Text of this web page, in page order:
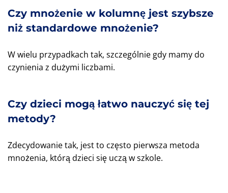
Czy mnożenie w kolumnę jest szybsze
niż standardowe mnożenie?
W wielu przypadkach tak, szczególnie gdy mamy do
czynienia z dużymi liczbami.
Czy dzieci mogą łatwo nauczyć się tej
metody?
Zdecydowanie tak, jest to często pierwsza metoda
mnożenia, którą dzieci się uczą w szkole.